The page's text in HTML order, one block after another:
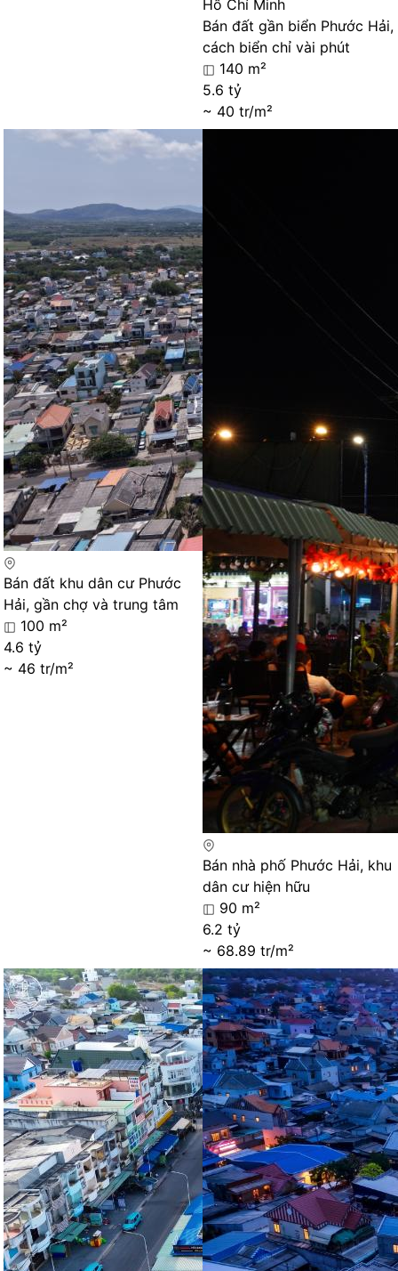
Hồ Chí Minh
Bán đất gần biển Phước Hải,
cách biển chỉ vài phút
140 m²
5.6 tỷ
~ 40 tr/m²
Bán đất khu dân cư Phước
Hải, gần chợ và trung tâm
100 m²
4.6 tỷ
~ 46 tr/m²
Bán nhà phố Phước Hải, khu
dân cư hiện hữu
90 m²
6.2 tỷ
~ 68.89 tr/m²